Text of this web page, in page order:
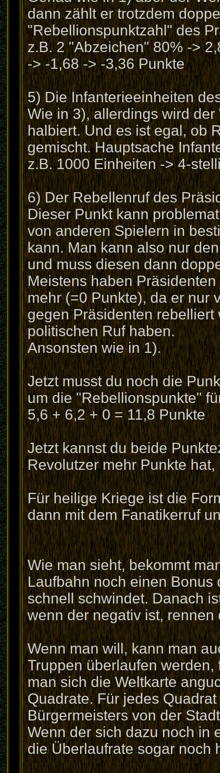
dann zählt er trotzdem
"Rebellionspunktzahl" des
z.B. 2 "Abzeichen" 80% ->
-> -1,68 -> -3,36 Punkte
5) Die Infanterieeinheiten
Wie in 3), allerdings wird
halbiert. Und es ist egal, ob
gemischt. Hauptsache
z.B. 1000 Einheiten -> 4-
6) Der Rebellenruf des
Dieser Punkt kann
von anderen Spielern in
kann. Man kann also nur
und muss diesen dann
Meistens haben
mehr (=0 Punkte), da er nur
gegen Präsidenten
politischen Ruf haben.
Ansonsten wie in 1).
Jetzt musst du noch die
um die "Rebellionspunkte"
5,6 + 6,2 + 0 = 11,8 Punkte
Jetzt kannst du beide
Revolutzer mehr Punkte
Für heilige Kriege ist die
dann mit dem Fanatikerruf
Wie man sieht, bekommt
Laufbahn noch einen
schnell schwindet. Danach
wenn der negativ ist,
Wenn man will, kann man
Truppen überlaufen
man sich die Weltkarte
Quadrate. Für jedes
Bürgermeisters von der
Wenn der sich dazu noch in
die Überlaufrate sogar noch